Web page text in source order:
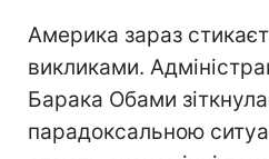
Америка зараз
викликами.
Барака Обами
парадоксальною